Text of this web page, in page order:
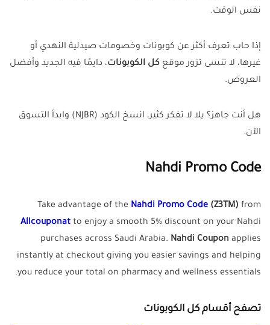
نفس الوقت.
إذا حاب تعرف أكثر عن كوبونات وخصومات صيدلية النهدي أو
غيرها، لا تنسى تزور موقع كل الكوبونات، دايمًا فيه الجديد وأفضل
العروض.
هل أنت جاهز؟ يلا لا تفكر كثير، انسخ الكود (NJBR) وابدأ التسوق
الآن.
Nahdi Promo Code
Take advantage of the Nahdi Promo Code (Z3TM) from
Allcouponat to enjoy a smooth 5% discount on your Nahdi
purchases across Saudi Arabia. Nahdi Coupon applies
instantly at checkout giving you easier savings and helping
you reduce your total on pharmacy and wellness essentials.
تصفح أقسام كل الكوبونات